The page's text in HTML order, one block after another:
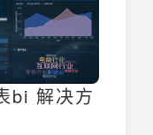
bi 解决方